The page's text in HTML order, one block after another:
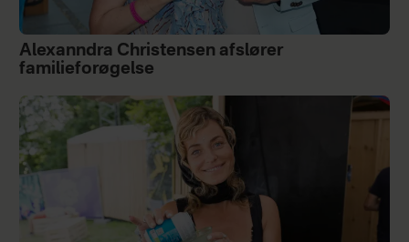
Alexanndra Christensen afslører
familieforøgelse